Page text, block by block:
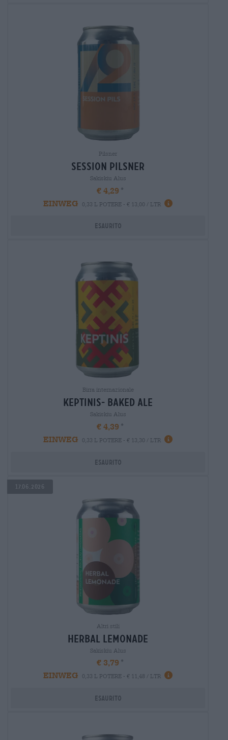
Pilsner
session Pilsner
Sakiskiu Alus
€ 4,29
EINWEG
0,33 L POTERE - € 13,00 / LTR
Esaurito
Birra internazionale
keptinis- baked ale
Sakiskiu Alus
€ 4,39
EINWEG
0,33 L POTERE - € 13,30 / LTR
Esaurito
17.06.2026
Altri stili
herbal lemonade
Sakiskiu Alus
€ 3,79
EINWEG
0,33 L POTERE - € 11,48 / LTR
Esaurito